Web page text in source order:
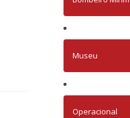
Museu
Operacional